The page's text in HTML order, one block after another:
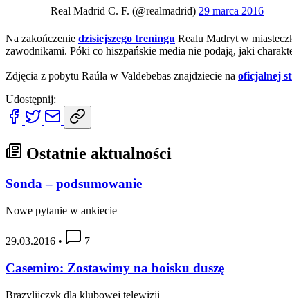
— Real Madrid C. F. (@realmadrid) 29 marca 2016
Na zakończenie dzisiejszego treningu Realu Madryt w
zawodnikami. Póki co hiszpańskie media nie podają, jaki
Zdjęcia z pobytu Raúla w Valdebebas znajdziecie na oficjalnej
Udostępnij:
Ostatnie aktualności
Sonda – podsumowanie
Nowe pytanie w ankiecie
29.03.2016 • 7
Casemiro: Zostawimy na boisku duszę
Brazylijczyk dla klubowej telewizji